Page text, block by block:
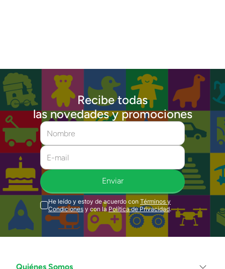
Recibe todas
las novedades y promociones
Enviar
He leído y estoy de acuerdo con Términos y
Condiciones y con la Política de Privacidad.
Quiénes Somos